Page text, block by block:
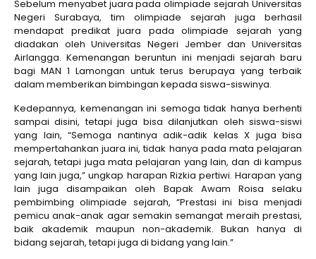
Sebelum menyabet juara pada olimpiade sejarah Universitas
Negeri Surabaya, tim olimpiade sejarah juga berhasil
mendapat predikat juara pada olimpiade sejarah yang
diadakan oleh Universitas Negeri Jember dan Universitas
Airlangga. Kemenangan beruntun ini menjadi sejarah baru
bagi MAN 1 Lamongan untuk terus berupaya yang terbaik
dalam memberikan bimbingan kepada siswa-siswinya.
Kedepannya, kemenangan ini semoga tidak hanya berhenti
sampai disini, tetapi juga bisa dilanjutkan oleh siswa-siswi
yang lain, “Semoga nantinya adik-adik kelas X juga bisa
mempertahankan juara ini, tidak hanya pada mata pelajaran
sejarah, tetapi juga mata pelajaran yang lain, dan di kampus
yang lain juga,” ungkap harapan Rizkia pertiwi. Harapan yang
lain juga disampaikan oleh Bapak Awam Roisa selaku
pembimbing olimpiade sejarah, “Prestasi ini bisa menjadi
pemicu anak-anak agar semakin semangat meraih prestasi,
baik akademik maupun non-akademik. Bukan hanya di
bidang sejarah, tetapi juga di bidang yang lain.”